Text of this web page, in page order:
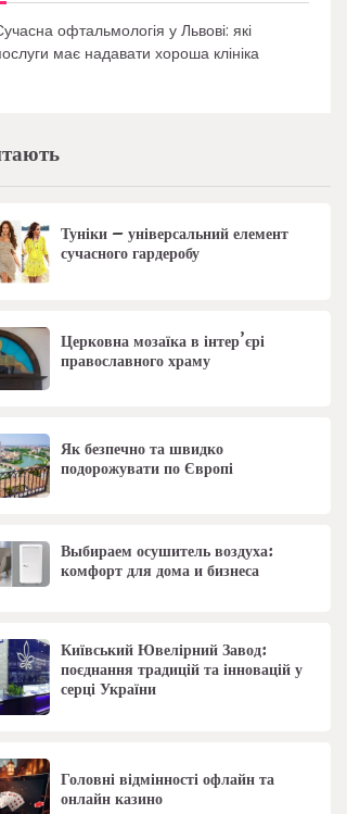
офтальмологія у Львові: які
має надавати хороша клініка
Туніки – універсальний елемент
сучасного гардеробу
Церковна мозаїка в інтер’єрі
православного храму
Як безпечно та швидко
подорожувати по Європі
Выбираем осушитель воздуха:
комфорт для дома и бизнеса
Київський Ювелірний Завод:
поєднання традицій та інновацій у
серці України
Головні відмінності офлайн та
онлайн казино